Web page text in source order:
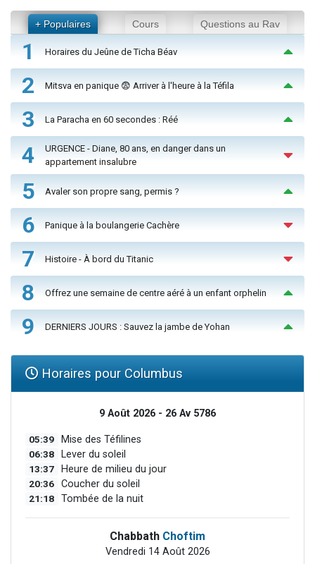
+ Populaires Cours Questions au Rav
1 Horaires du Jeûne de Ticha Béav
2 Mitsva en panique 😨 Arriver à l'heure à la Téfila
3 La Paracha en 60 secondes : Réé
4
URGENCE - Diane, 80 ans, en danger dans un
appartement insalubre
5 Avaler son propre sang, permis ?
6 Panique à la boulangerie Cachère
7 Histoire - À bord du Titanic
8 Offrez une semaine de centre aéré à un enfant orphelin
9 DERNIERS JOURS : Sauvez la jambe de Yohan
Horaires pour Columbus
9 Août 2026 - 26 Av 5786
05:39 Mise des Téfilines
06:38 Lever du soleil
13:37 Heure de milieu du jour
20:36 Coucher du soleil
21:18 Tombée de la nuit
Chabbath Choftim
Vendredi 14 Août 2026